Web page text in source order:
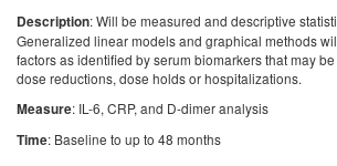
Description: Will be measured and descriptive
Generalized linear models and graphical methods
factors as identified by serum biomarkers that may
dose reductions, dose holds or hospitalizations.
Measure: IL-6, CRP, and D-dimer analysis
Time: Baseline to up to 48 months